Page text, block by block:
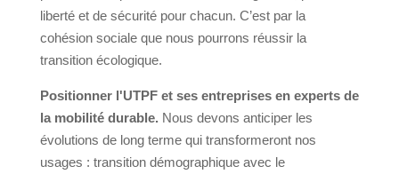
liberté et de sécurité pour chacun. C’est par la
cohésion sociale que nous pourrons réussir la
transition écologique.
Positionner l'UTPF et ses entreprises en experts de
la mobilité durable. Nous devons anticiper les
évolutions de long terme qui transformeront nos
usages : transition démographique avec le